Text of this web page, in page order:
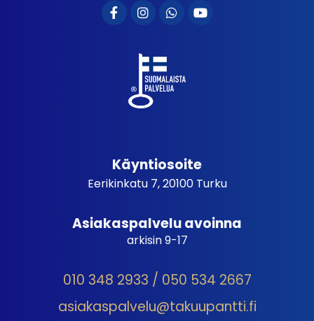
Käyntiosoite
Eerikinkatu 7, 20100 Turku
Asiakaspalvelu avoinna
arkisin 9-17
010 348 2933 / 050 534 2667
asiakaspalvelu@takuupantti.fi